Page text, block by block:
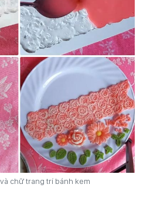
chữ trang trí bánh kem